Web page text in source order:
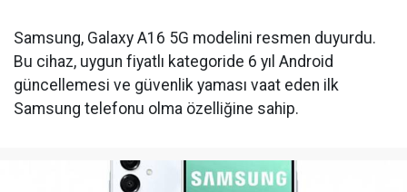
Samsung, Galaxy A16 5G modelini resmen duyurdu.
Bu cihaz, uygun fiyatlı kategoride 6 yıl Android
güncellemesi ve güvenlik yaması vaat eden ilk
Samsung telefonu olma özelliğine sahip.